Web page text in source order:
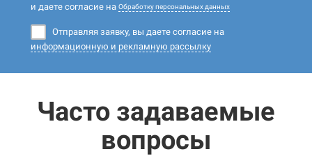
и даете согласие на Обработку персональных данных
Отправляя заявку, вы даете согласие на
информационную и рекламную рассылку
Часто задаваемые
вопросы